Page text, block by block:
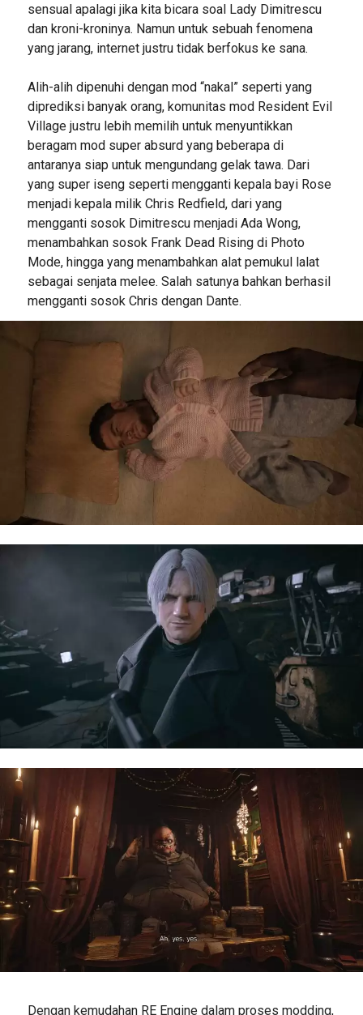
sensual apalagi jika kita bicara soal Lady Dimitrescu
dan kroni-kroninya. Namun untuk sebuah fenomena
yang jarang, internet justru tidak berfokus ke sana.
Alih-alih dipenuhi dengan mod “nakal” seperti yang
diprediksi banyak orang, komunitas mod Resident Evil
Village justru lebih memilih untuk menyuntikkan
beragam mod super absurd yang beberapa di
antaranya siap untuk mengundang gelak tawa. Dari
yang super iseng seperti mengganti kepala bayi Rose
menjadi kepala milik Chris Redfield, dari yang
mengganti sosok Dimitrescu menjadi Ada Wong,
menambahkan sosok Frank Dead Rising di Photo
Mode, hingga yang menambahkan alat pemukul lalat
sebagai senjata melee. Salah satunya bahkan berhasil
mengganti sosok Chris dengan Dante.
Dengan kemudahan RE Engine dalam proses modding,